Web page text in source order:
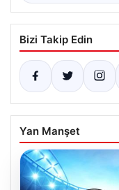
Bizi Takip Edin
Yan Manşet